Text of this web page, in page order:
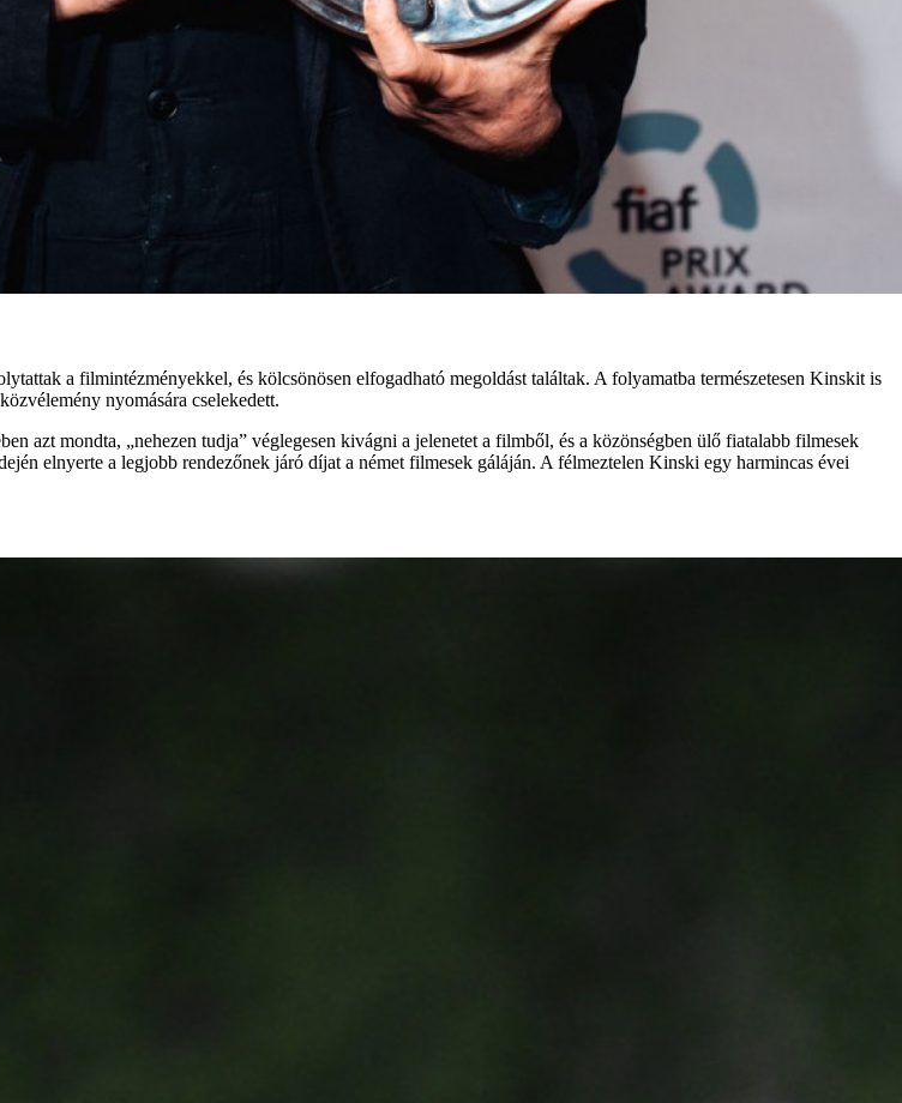
a filmintézményekkel, és kölcsönösen elfogadható megoldást találtak. A folyamatba természetesen Kinskit is
nyomására cselekedett.
azt mondta, „nehezen tudja” véglegesen kivágni a jelenetet a filmből, és a közönségben ülő fiatalabb filmesek
elnyerte a legjobb rendezőnek járó díjat a német filmesek gáláján. A félmeztelen Kinski egy harmincas évei